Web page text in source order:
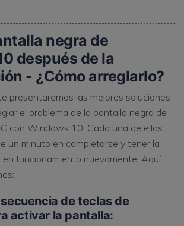
negra de
después de la
- ¿Cómo arreglarlo?
presentaremos las mejores soluciones
el problema de la pantalla negra de
con Windows 10. Cada una de ellas
un minuto en completarse y tener la
funcionamiento nuevamente. Aquí
secuencia de teclas de
activar la pantalla: